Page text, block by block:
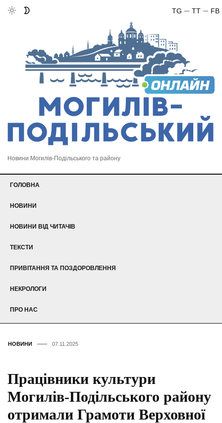
FB
TT
TG
Новини Могилів-Подільського та району
ГОЛОВНА
НОВИНИ
НОВИНИ ВІД ЧИТАЧІВ
ТЕКСТИ
ПРИВІТАННЯ ТА ПОЗДОРОВЛЕННЯ
НЕКРОЛОГИ
ПРО НАС
НОВИНИ 07.11.2025
Працівники культури
Могилів-Подільського району
отримали Грамоти Верховної